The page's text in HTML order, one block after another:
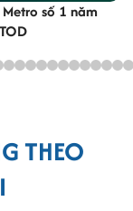
số 1 năm
THEO